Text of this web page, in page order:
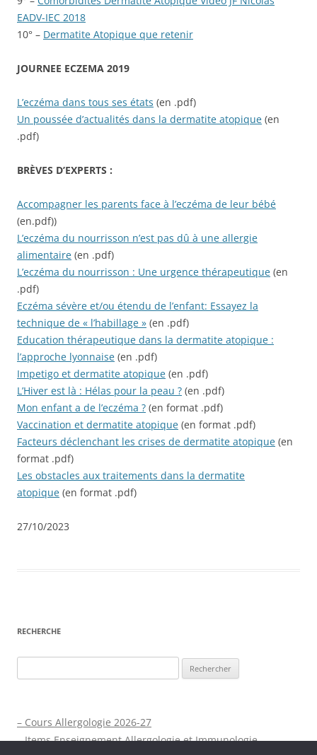
EADV-IEC 2018
10° – Dermatite Atopique que retenir
JOURNEE ECZEMA 2019
L’eczéma dans tous ses états (en .pdf)
Un poussée d’actualités dans la dermatite atopique (en
.pdf)
BRÈVES D’EXPERTS :
Accompagner les parents face à l’eczéma de leur bébé
(en.pdf))
L’eczéma du nourrisson n’est pas dû à une allergie
alimentaire (en .pdf)
L’eczéma du nourrisson : Une urgence thérapeutique (en
.pdf)
Eczéma sévère et/ou étendu de l’enfant: Essayez la
technique de « l’habillage » (en .pdf)
Education thérapeutique dans la dermatite atopique :
l’approche lyonnaise (en .pdf)
Impetigo et dermatite atopique (en .pdf)
L’Hiver est là : Hélas pour la peau ? (en .pdf)
Mon enfant a de l’eczéma ? (en format .pdf)
Vaccination et dermatite atopique (en format .pdf)
Facteurs déclenchant les crises de dermatite atopique (en
format .pdf)
Les obstacles aux traitements dans la dermatite
atopique (en format .pdf)
27/10/2023
RECHERCHE
– Cours Allergologie 2026-27
– Items Enseignement Allergologie et Immunologie